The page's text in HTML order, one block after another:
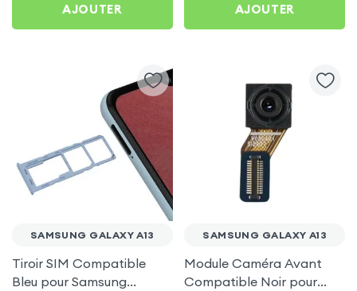
AJOUTER AJOUTER
SAMSUNG GALAXY A13
Tiroir SIM Compatible
Bleu pour Samsung
SAMSUNG GALAXY A13
Module Caméra Avant
Compatible Noir pour